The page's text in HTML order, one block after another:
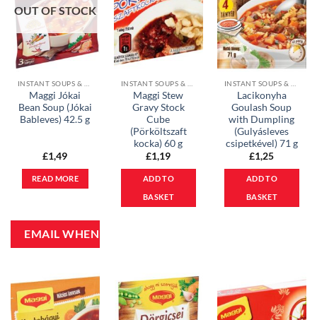
OUT OF STOCK
Maggi Jókai
Bean Soup (Jókai
Bableves) 42.5 g
£1,49
READ MORE
Maggi Stew
Gravy Stock
Cube
(Pörköltszaft
kocka) 60 g
£1,19
ADD TO
BASKET
Lacikonyha
Goulash Soup
with Dumpling
(Gulyásleves
csipetkével) 71 g
£1,25
ADD TO
BASKET